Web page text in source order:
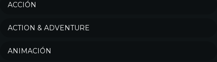
Música
ACCIÓN
ACTION & ADVENTURE
ANIMACIÓN